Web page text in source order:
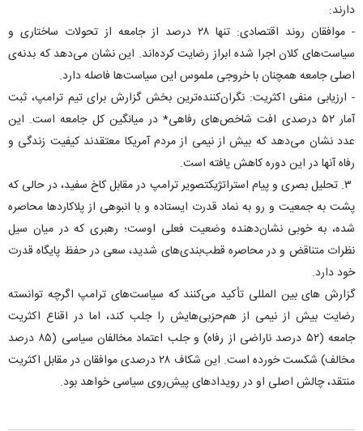
دارند:
- موافقان روند اقتصادی: تنها ۲۸ درصد از جامعه از تحولات ساختاری و
سیاست‌های کلان اجرا شده ابراز رضایت کرده‌اند. این نشان می‌دهد که بدنه‌ی
اصلی جامعه همچنان با خروجی ملموس این سیاست‌ها فاصله دارد.
- ارزیابی منفی اکثریت: نگران‌کننده‌ترین بخش گزارش برای تیم ترامپ، ثبت
آمار ۵۲ درصدی افت شاخص‌های رفاهی* در میانگین کل جامعه است. این
عدد نشان می‌دهد که بیش از نیمی از مردم آمریکا معتقدند کیفیت زندگی و
رفاه آنها در این دوره کاهش یافته است.
۳. تحلیل بصری و پیام استراتژیکتصویر ترامپ در مقابل کاخ سفید، در حالی که
پشت به جمعیت و رو به نماد قدرت ایستاده و با انبوهی از پلاکارد‌ها محاصره
شده، به خوبی نشان‌دهنده وضعیت فعلی اوست؛ رهبری که در میان سیل
نظرات متناقض و در محاصره قطب‌بندی‌های شدید، سعی در حفظ پایگاه قدرت
خود دارد.
گزارش های بین المللی تأکید می‌کنند که سیاست‌های ترامپ اگرچه توانسته
رضایت بیش از نیمی از هم‌حزبی‌هایش را جلب کند، اما در اقناع اکثریت
جامعه (۵۲ درصد ناراضی از رفاه) و جلب اعتماد مخالفان سیاسی (۸۵ درصد
مخالف) شکست خورده است. این شکاف ۲۸ درصدی موافقان در مقابل اکثریت
منتقد، چالش اصلی او در رویداد‌های پیش‌روی سیاسی خواهد بود.